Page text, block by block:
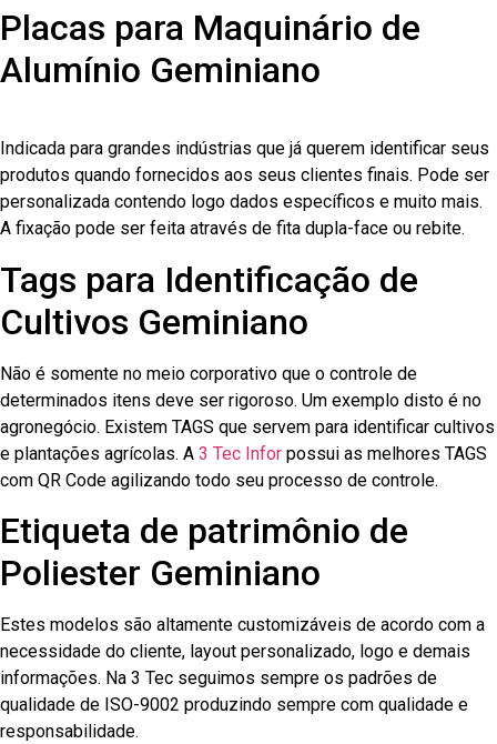
Placas para Maquinário de
Alumínio Geminiano
Indicada para grandes indústrias que já querem identificar seus
produtos quando fornecidos aos seus clientes finais. Pode ser
personalizada contendo logo dados específicos e muito mais.
A fixação pode ser feita através de fita dupla-face ou rebite.
Tags para Identificação de
Cultivos Geminiano
Não é somente no meio corporativo que o controle de
determinados itens deve ser rigoroso. Um exemplo disto é no
agronegócio. Existem TAGS que servem para identificar cultivos
e plantações agrícolas. A 3 Tec Infor possui as melhores TAGS
com QR Code agilizando todo seu processo de controle.
Etiqueta de patrimônio de
Poliester Geminiano
Estes modelos são altamente customizáveis de acordo com a
necessidade do cliente, layout personalizado, logo e demais
informações. Na 3 Tec seguimos sempre os padrões de
qualidade de ISO-9002 produzindo sempre com qualidade e
responsabilidade.